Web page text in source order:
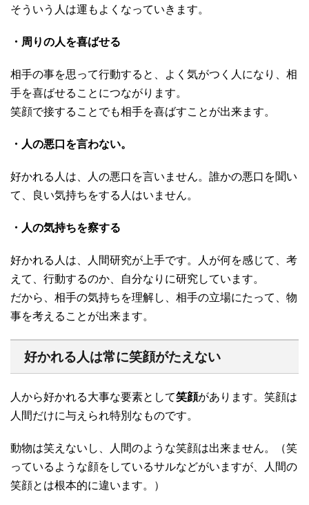
そういう人は運もよくなっていきます。
・周りの人を喜ばせる
相手の事を思って行動すると、よく気がつく人になり、相
手を喜ばせることにつながります。
笑顔で接することでも相手を喜ばすことが出来ます。
・人の悪口を言わない。
好かれる人は、人の悪口を言いません。誰かの悪口を聞い
て、良い気持ちをする人はいません。
・人の気持ちを察する
好かれる人は、人間研究が上手です。人が何を感じて、考
えて、行動するのか、自分なりに研究しています。
だから、相手の気持ちを理解し、相手の立場にたって、物
事を考えることが出来ます。
好かれる人は常に笑顔がたえない
人から好かれる大事な要素として笑顔があります。笑顔は
人間だけに与えられ特別なものです。
動物は笑えないし、人間のような笑顔は出来ません。（笑
っているような顔をしているサルなどがいますが、人間の
笑顔とは根本的に違います。）